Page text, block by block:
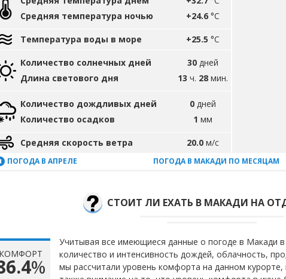
Средняя температура ночью
+24.6 °C
Температура воды в море +25.5 °C
Количество солнечных дней
Длина светового дня
30 дней
13 ч. 28 мин.
Количество дождливых дней
Количество осадков
0 дней
1 мм
Средняя скорость ветра 20.0 м/с
ПОГОДА В АПРЕЛЕ ПОГОДА В МАКАДИ ПО МЕСЯЦАМ
СТОИТ ЛИ ЕХАТЬ В МАКАДИ НА
КОМФОРТ
%
Учитывая все имеющиеся данные о погоде в Макади
количество и интенсивность дождей, облачность,
мы рассчитали уровень комфорта на данном курорте,